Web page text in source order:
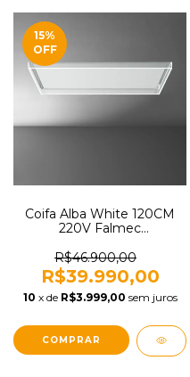
15%
OFF
Coifa Alba White 120CM
220V Falmec
R$46.900,00
R$39.990,00
10 x de R$3.999,00 sem juros